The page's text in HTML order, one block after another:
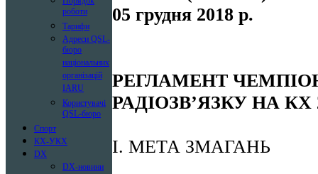
роботи
Тарифи
Адреси QSL-
бюро
національних
організацій
IARU
Користувачі
QSL-бюро
Спорт
КХ-УКХ
DX
DX-новини
05 грудня 2018 р.
РЕГЛАМЕНТ
РАДІОЗВ’ЯЗКУ НА КХ
I. МЕТА ЗМАГАНЬ